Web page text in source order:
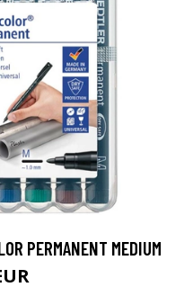
PERMANENT MEDIUM